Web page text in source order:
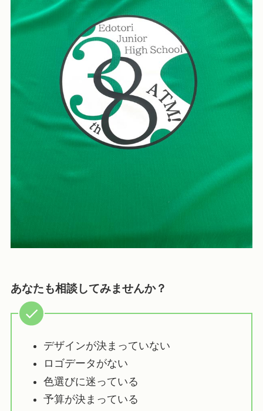
あなたも相談してみませんか？
デザインが決まっていない
ロゴデータがない
色選びに迷っている
予算が決まっている